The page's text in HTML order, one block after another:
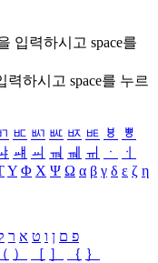
입력하시고 space를
력하시고 space를 누르
ㅳ ㅴ ㅵ ㅶ ㅷ ㅸ
ㅹ
ㆈ ㆉ ㆊ ㆋ ㆌ ㆍ
ㆎ
Υ Φ Χ Ψ Ω α β γ δ ε ζ η
פ ם ן ו ט א ר
（ ） ［ ］ ｛ ｝